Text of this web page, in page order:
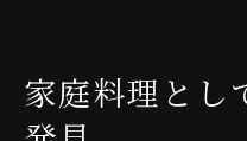
家庭料理とし